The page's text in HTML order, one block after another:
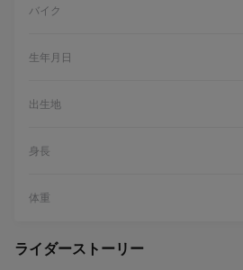
バイク
生年月日
出生地
身長
体重
ライダーストーリー